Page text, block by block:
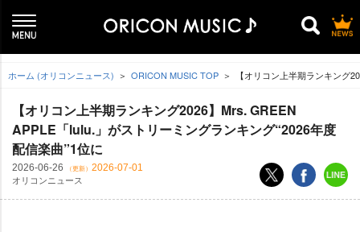
ホーム (オリコンニュース) ORICON MUSIC TOP 【オリコン上半期ランキング
【オリコン上半期ランキング2026】Mrs. GREEN
APPLE「lulu.」がストリーミングランキング“2026年度
配信楽曲”1位に
2026-06-26 （更新） 2026-07-01
オリコンニュース